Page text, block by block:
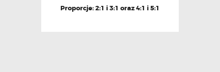
Proporcje: 2:1 i 3:1 oraz 4:1 i 5:1